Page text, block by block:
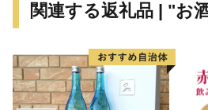
す。見附市のまちづくりを、ふ
ご支援のお礼の品として、コシヒ
亭の味の詰め合わせなどを用意
関連する返礼品 | "お